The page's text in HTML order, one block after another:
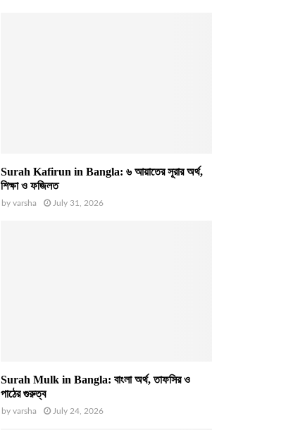
Surah Kafirun in Bangla: ৬ আয়াতের সূরার অর্থ,
শিক্ষা ও ফজিলত
by varsha July 31, 2026
Surah Mulk in Bangla: বাংলা অর্থ, তাফসির ও
পাঠের গুরুত্ব
by varsha July 24, 2026